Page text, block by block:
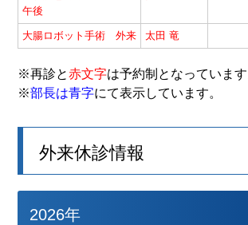
午後
大腸ロボット手術 外来 太田 竜
※再診と赤文字は予約制となっていま
※部長は青字にて表示しています。
外来休診情報
2026年